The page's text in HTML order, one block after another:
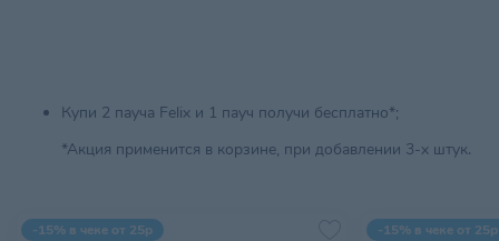
Купи 2 пауча Felix и 1 пауч получи бесплатно*;
*Акция применится в корзине, при добавлении 3-х штук.
-15% в чеке от 25р -15% в чеке от 25р